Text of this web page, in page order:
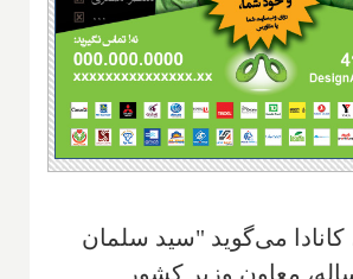
کانادا می‌گوید "سید سلمان
۴۲ ساله، معاون وزیر کشور